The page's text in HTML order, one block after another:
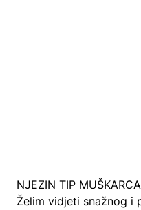
NJEZIN TIP MUŠKARCA
Želim vidjeti snažnog i